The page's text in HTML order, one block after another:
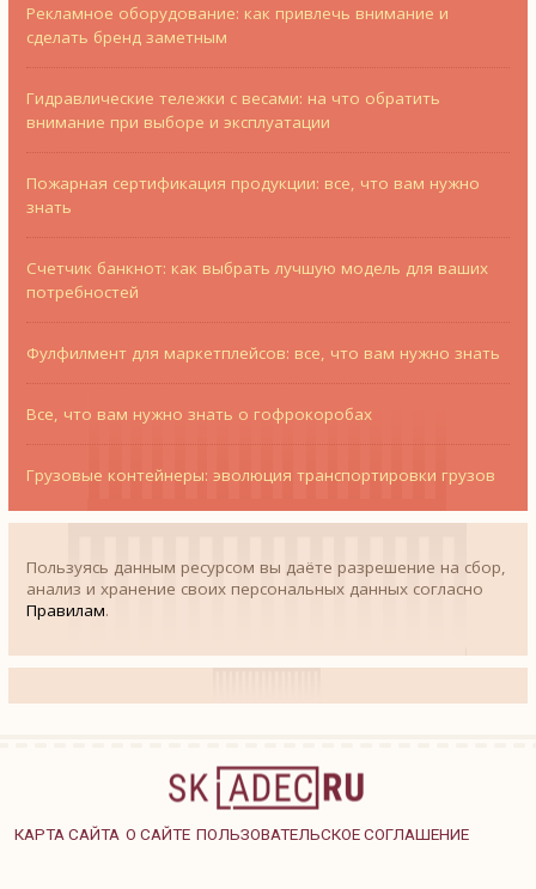
Рекламное оборудование: как привлечь внимание и
сделать бренд заметным
Гидравлические тележки с весами: на что обратить
внимание при выборе и эксплуатации
Пожарная сертификация продукции: все, что вам нужно
знать
Счетчик банкнот: как выбрать лучшую модель для ваших
потребностей
Фулфилмент для маркетплейсов: все, что вам нужно знать
Все, что вам нужно знать о гофрокоробах
Грузовые контейнеры: эволюция транспортировки грузов
Пользуясь данным ресурсом вы даёте разрешение на сбор,
анализ и хранение своих персональных данных согласно
Правилам.
КАРТА САЙТА О САЙТЕ ПОЛЬЗОВАТЕЛЬСКОЕ СОГЛАШЕНИЕ